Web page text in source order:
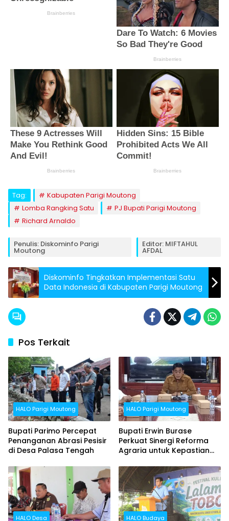
Tag:
Kabupaten Parigi Moutong
Lomba Rangking Satu
PJ Bupati Parigi Moutong
Richard Arnaldo
Penulis: Diskominfo Parigi
Moutong
Editor: MIFTAHUL
AFDAL
Diskominfo Tingkatkan Implementasi Satu
Data Indonesia di Kabupaten Parigi Moutong
Pos Terkait
HALO Parigi Moutong
Bupati Parimo Percepat
Penanganan Abrasi Pesisir
di Desa Palasa Tengah
HALO Parigi Moutong
Bupati Erwin Burase
Perkuat Sinergi Reforma
Agraria untuk Kepastian
Masyarakat
HALO Desa HALO Budaya